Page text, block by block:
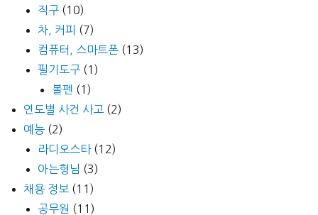
직구 (10)
차, 커피 (7)
컴퓨터, 스마트폰 (13)
필기도구 (1)
볼펜 (1)
연도별 사건 사고 (2)
예능 (2)
라디오스타(12)
아는형님 (3)
채용 정보 (11)
공무원 (11)